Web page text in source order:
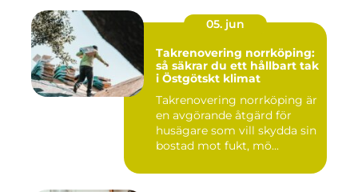
05. jun
Takrenovering norrköping:
så säkrar du ett hållbart tak
i Östgötskt klimat
Takrenovering norrköping är
en avgörande åtgärd för
husägare som vill skydda sin
bostad mot fukt, mö...